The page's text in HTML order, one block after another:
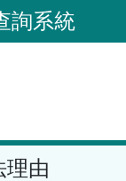
詢系統
理由